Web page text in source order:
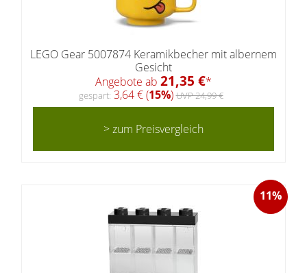
LEGO Gear 5007874 Keramikbecher mit albernem
Gesicht
Angebote ab 21,35 €*
gespart: 3,64 € (15%)UVP 24,99 €
> zum Preisvergleich
11%